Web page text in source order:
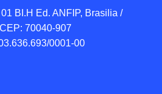
BI.H Ed. ANFIP, Brasilia /
70040-907
0001-00